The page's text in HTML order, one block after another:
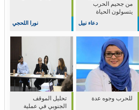
نورا اللحجي
من جحيم الحرب
يتسولون الحياة
دعاء نبيل
تحليل الموقف
الجنوبي في عملية
للحرب وجوه عدة